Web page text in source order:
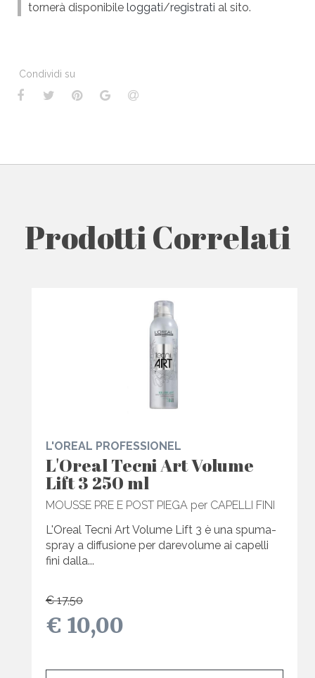
tornerà disponibile loggati/registrati al sito.
Condividi su
Prodotti Correlati
L'OREAL PROFESSIONEL
L'Oreal Tecni Art Volume
Lift 3 250 ml
MOUSSE PRE E POST PIEGA per CAPELLI FINI
L'Oreal Tecni Art Volume Lift 3 è una spuma-
spray a diffusione per darevolume ai capelli
fini dalla...
€ 17,50
€ 10,00